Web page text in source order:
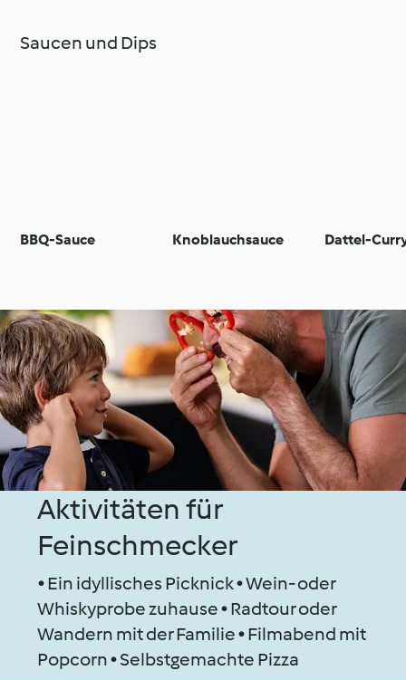
Saucen und Dips
BBQ-Sauce Knoblauchsauce Dattel-
Aktivitäten für
Feinschmecker
• Ein idyllisches Picknick • Wein- oder
Whiskyprobe zuhause • Radtour oder
Wandern mit der Familie • Filmabend mit
Popcorn • Selbstgemachte Pizza